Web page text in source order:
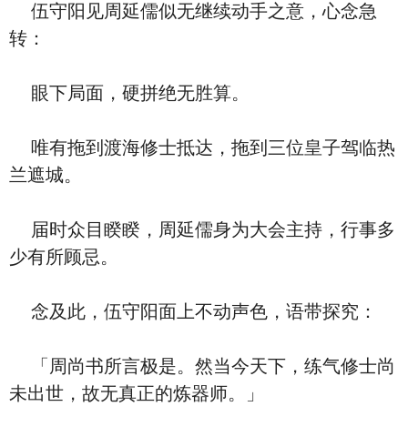
伍守阳见周延儒似无继续动手之意，心念急
转：
眼下局面，硬拼绝无胜算。
唯有拖到渡海修士抵达，拖到三位皇子驾临热
兰遮城。
届时众目睽睽，周延儒身为大会主持，行事多
少有所顾忌。
念及此，伍守阳面上不动声色，语带探究：
「周尚书所言极是。然当今天下，练气修士尚
未出世，故无真正的炼器师。」